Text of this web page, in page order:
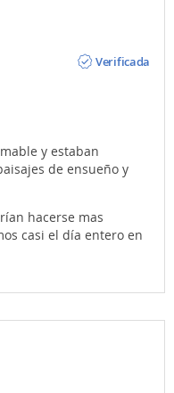
Verificada
y estaban
de ensueño y
hacerse mas
casi el día entero en